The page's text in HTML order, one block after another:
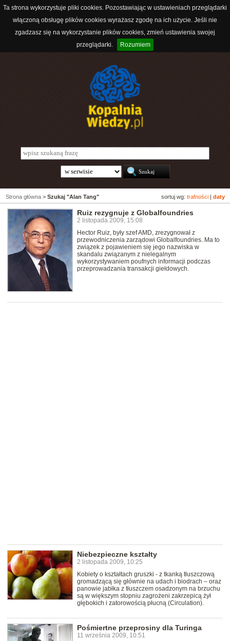
Ta strona wykorzystuje pliki cookies. Pozostawiając w ustawieniach przeglądarki
włączoną obsługę plików cookies wyrażasz zgodę na ich użycie. Jeśli nie
zgadzasz się na wykorzystanie plików cookies, zmień ustawienia swojej
przeglądarki.
Rozumiem
sortuj wg: trafności daty
Strona główna > Szukaj "Alan Tang"
Ruiz rezygnuje z Globalfoundries
2 listopada 2009, 15:08
Hector Ruiz, były szef AMD, zrezygnował z
przewodniczenia zarządowi Globalfoundries. Ma to
związek z pojawieniem się jego nazwiska w
skandalu związanym z nielegalnym
wykorzystywaniem poufnych informacji podczas
przeprowadzania transakcji giełdowych.
Niebezpieczne kształty
2 listopada 2009, 10:25
Kobiety o kształtach gruszki - z tkanką tłuszczową
gromadzącą się głównie na udach i biodrach – oraz
panowie jabłka z tłuszczem osadzonym na brzuchu
są w większym stopniu zagrożeni zakrzepicą żył
głębokich i zatorowością płucną (Circulation).
Pośmiertne przeprosiny dla Turinga
11 września 2009, 10:51